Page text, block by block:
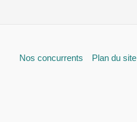
Nos concurrents Plan du site